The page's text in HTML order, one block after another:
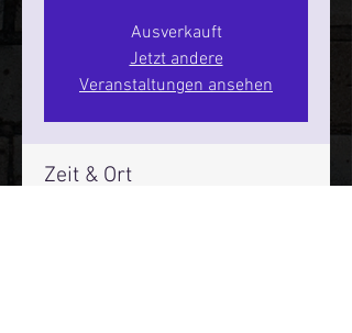
Ausverkauft
Jetzt andere
Veranstaltungen ansehen
Zeit & Ort